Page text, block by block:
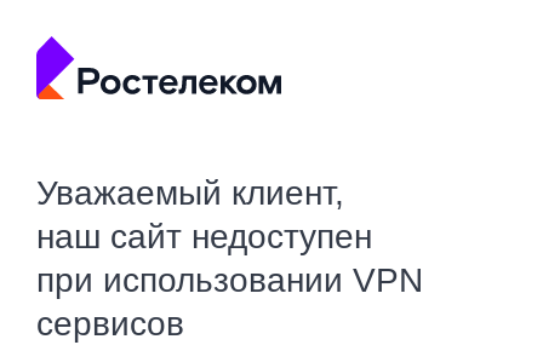
Уважаемый клиент,
наш сайт недоступен
при использовании VPN
сервисов